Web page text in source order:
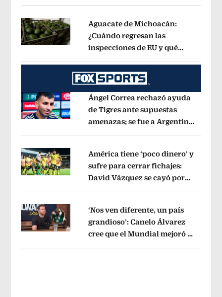
Opens in new window
Aguacate de Michoacán:
¿Cuándo regresan las
inspecciones de EU y qué
Opens in new window
Ángel Correa rechazó ayuda
de Tigres ante supuestas
amenazas; se fue a Argentina
Opens in new window
América tiene ‘poco dinero’ y
sufre para cerrar fichajes:
David Vázquez se cayó por
Opens in new window
‘Nos ven diferente, un país
grandioso’: Canelo Álvarez
cree que el Mundial mejoró la